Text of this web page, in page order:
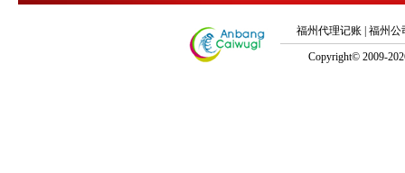
福州代理记账 福州公
Copyright© 2009-